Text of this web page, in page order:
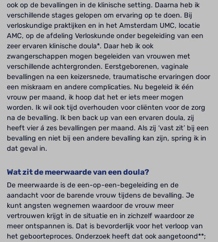
ook op de bevallingen in de klinische setting. Daarna heb ik
verschillende stages gelopen om ervaring op te doen. Bij
verloskundige praktijken en in het Amsterdam UMC, locatie
AMC, op de afdeling Verloskunde onder begeleiding van een
zeer ervaren klinische doula*. Daar heb ik ook
zwangerschappen mogen begeleiden van vrouwen met
verschillende achtergronden. Eerstgeborenen, vaginale
bevallingen na een keizersnede, traumatische ervaringen door
een miskraam en andere complicaties. Nu begeleid ik één
vrouw per maand, ik hoop dat het er iets meer mogen
worden. Ik wil ook tijd overhouden voor cliënten voor de zorg
na de bevalling. Ik ben back up van een ervaren doula, zij
heeft vier á zes bevallingen per maand. Als zij ‘vast zit’ bij een
bevalling en niet bij een andere bevalling kan zijn, spring ik in
dat geval in.
Wat zit de meerwaarde van een doula?
De meerwaarde is de een-op-een-begeleiding en de
aandacht voor de barende vrouw tijdens de bevalling. Je
kunt angsten wegnemen waardoor de vrouw meer
vertrouwen krijgt in de situatie en in zichzelf waardoor ze
meer ontspannen is. Dat is bevorderlijk voor het verloop van
het geboorteproces. Onderzoek heeft dat ook aangetoond**;